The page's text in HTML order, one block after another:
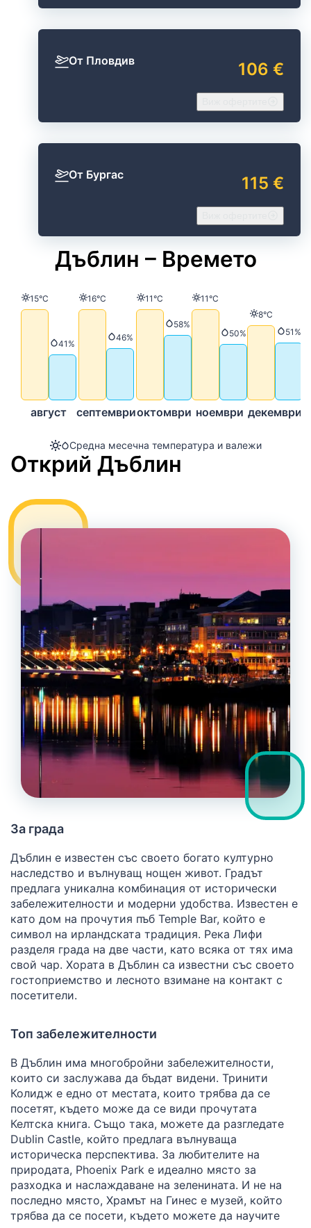
От Пловдив 106 €
От Бургас 115 €
Дъблин – Времето
Средна месечна температура и валежи
август
Температура
15°C
Валежи
41%
септември
Температура
16°C
Валежи
46%
октомври
Температура
11°C
Валежи
58%
ноември
Температура
11°C
Валежи
50%
декември
8°C
51%
Открий Дъблин
За града
Дъблин е известен със своето богато културно
наследство и вълнуващ нощен живот. Градът
предлага уникална комбинация от исторически
забележителности и модерни удобства. Известен е
като дом на прочутия пъб Temple Bar, който е
символ на ирландската традиция. Река Лифи
разделя града на две части, като всяка от тях има
свой чар. Хората в Дъблин са известни със своето
гостоприемство и лесното взимане на контакт с
посетители.
Топ забележителности
В Дъблин има многобройни забележителности,
които си заслужава да бъдат видени. Тринити
Колидж е едно от местата, които трябва да се
посетят, където може да се види прочутата
Келтска книга. Също така, можете да разгледате
Dublin Castle, който предлага вълнуваща
историческа перспектива. За любителите на
природата, Phoenix Park е идеално място за
разходка и наслаждаване на зеленината. И не на
последно място, Храмът на Гинес е музей, който
трябва да се посети, където можете да научите